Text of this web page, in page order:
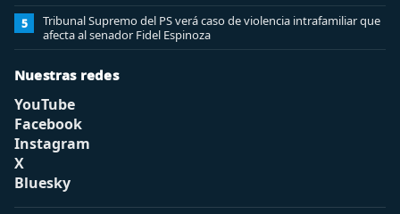
5
Tribunal Supremo del PS verá caso de violencia intrafamiliar que
afecta al senador Fidel Espinoza
Nuestras redes
YouTube
Facebook
Instagram
X
Bluesky